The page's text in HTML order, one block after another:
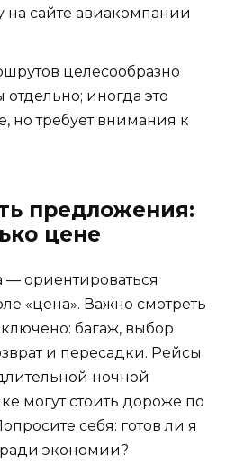
на сайте авиакомпании
целесообразно
отдельно; иногда это
но требует внимания к
предложения:
цене
— ориентироваться
«цена». Важно смотреть
багаж, выбор
и пересадки. Рейсы
ночной
могут стоить дороже по
себя: готов ли я
ради экономии?